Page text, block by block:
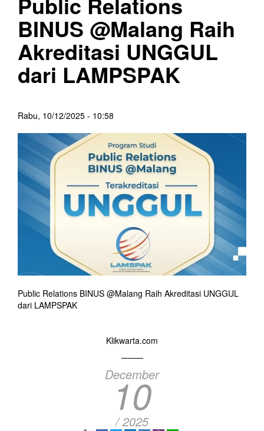
BINUS @Malang Raih
Akreditasi UNGGUL
dari LAMPSPAK
Rabu, 10/12/2025 - 10:58
Public Relations BINUS @Malang Raih Akreditasi UNGGUL
dari LAMPSPAK
Klikwarta.com
December
10
/ 2025